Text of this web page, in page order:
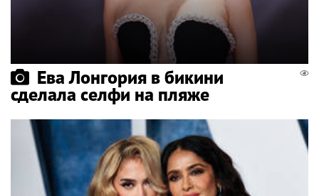
Ева Лонгория в бикини
сделала селфи на пляже